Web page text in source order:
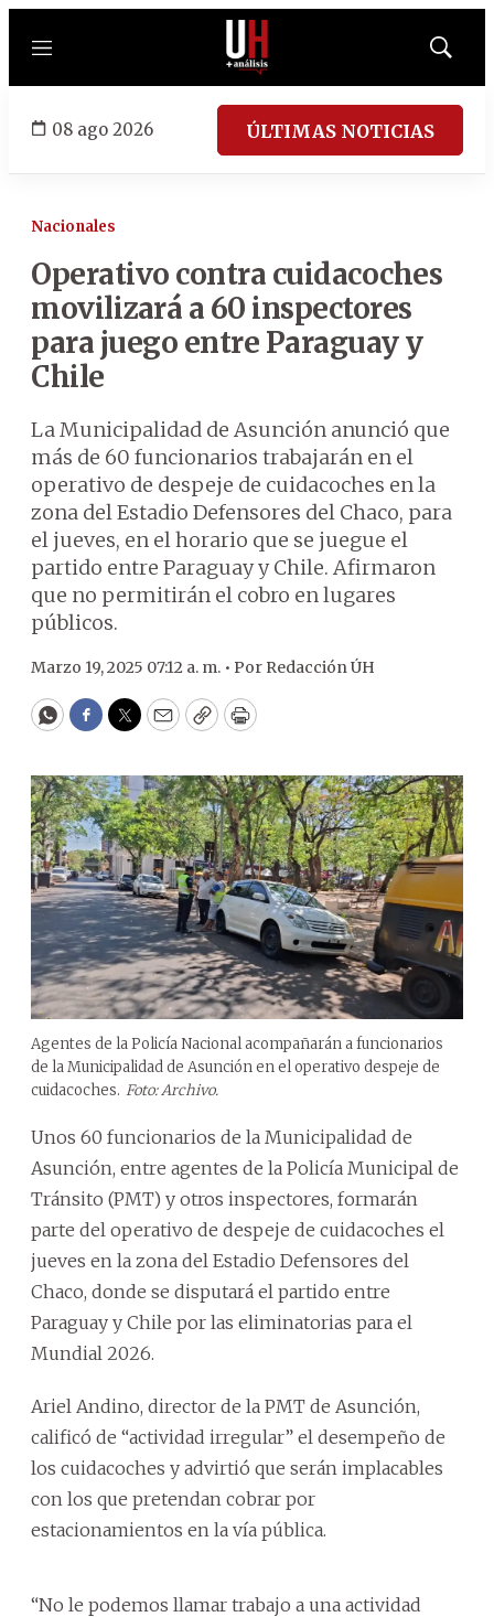
Menú
Mostrar
08 ago 2026 ÚLTIMAS NOTICIAS
Nacionales
Operativo contra cuidacoches
movilizará a 60 inspectores
para juego entre Paraguay y
Chile
La Municipalidad de Asunción anunció que
más de 60 funcionarios trabajarán en el
operativo de despeje de cuidacoches en la
zona del Estadio Defensores del Chaco, para
el jueves, en el horario que se juegue el
partido entre Paraguay y Chile. Afirmaron
que no permitirán el cobro en lugares
públicos.
Marzo 19, 2025 07:12 a. m. • Por Redacción ÚH
WhatsApp
Facebook
Twitter
EmailCopyPrint
Agentes de la Policía Nacional acompañarán a funcionarios
de la Municipalidad de Asunción en el operativo despeje de
cuidacoches. Foto: Archivo.
Unos 60 funcionarios de la Municipalidad de
Asunción, entre agentes de la Policía Municipal de
Tránsito (PMT) y otros inspectores, formarán
parte del operativo de despeje de cuidacoches el
jueves en la zona del Estadio Defensores del
Chaco, donde se disputará el partido entre
Paraguay y Chile por las eliminatorias para el
Mundial 2026.
Ariel Andino, director de la PMT de Asunción,
calificó de “actividad irregular” el desempeño de
los cuidacoches y advirtió que serán implacables
con los que pretendan cobrar por
estacionamientos en la vía pública.
“No le podemos llamar trabajo a una actividad